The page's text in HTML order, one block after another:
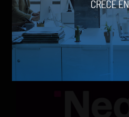
by Sergio Ramos
Actualidad
5 de agosto de 2026